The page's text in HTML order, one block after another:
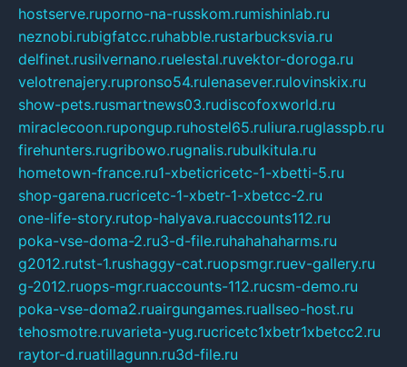
hostserve.ruporno-na-russkom.rumishinlab.ru
neznobi.rubigfatcc.ruhabble.rustarbucksvia.ru
delfinet.rusilvernano.ruelestal.ruvektor-doroga.ru
velotrenajery.rupronso54.rulenasever.rulovinskix.ru
show-pets.rusmartnews03.rudiscofoxworld.ru
miraclecoon.rupongup.ruhostel65.ruliura.ruglasspb.ru
firehunters.rugribowo.rugnalis.rubulkitula.ru
hometown-france.ru1-xbeticricetc-1-xbetti-5.ru
shop-garena.rucricetc-1-xbetr-1-xbetcc-2.ru
one-life-story.rutop-halyava.ruaccounts112.ru
poka-vse-doma-2.ru3-d-file.ruhahahaharms.ru
g2012.rutst-1.rushaggy-cat.ruopsmgr.ruev-gallery.ru
g-2012.ruops-mgr.ruaccounts-112.rucsm-demo.ru
poka-vse-doma2.ruairgungames.ruallseo-host.ru
tehosmotre.ruvarieta-yug.rucricetc1xbetr1xbetcc2.ru
raytor-d.ruatillagunn.ru3d-file.ru